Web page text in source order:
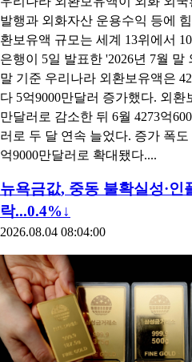
발행과 외화자산 운용수익 등에
환보유액 규모는 세계 13위에서
은행이 5일 발표한 '2026년 7월
말 기준 우리나라 외환보유액은
다 5억9000만달러 증가했다. 외환
만달러로 감소한 뒤 6월 4273억
러로 두 달 연속 늘었다. 증가 폭
억9000만달러로 확대됐다....
뉴욕금값, 중동 불확실성·인
락...0.4%↓
2026.08.04 08:04:00